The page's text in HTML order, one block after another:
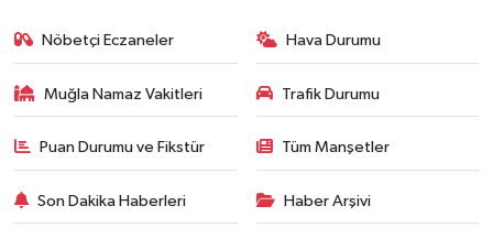
Nöbetçi Eczaneler Hava Durumu
Muğla Namaz Vakitleri Trafik Durumu
Puan Durumu ve Fikstür Tüm Manşetler
Son Dakika Haberleri Haber Arşivi